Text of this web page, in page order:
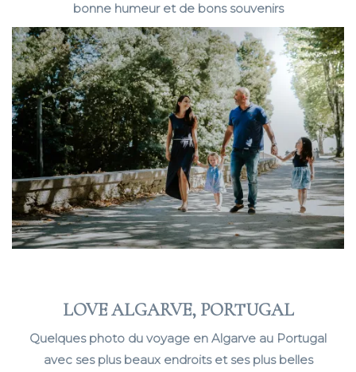
bonne humeur et de bons souvenirs
LOVE ALGARVE, PORTUGAL
Quelques photo du voyage en Algarve au Portugal
avec ses plus beaux endroits et ses plus belles